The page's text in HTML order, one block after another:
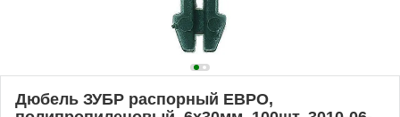
Дюбель ЗУБР распорный ЕВРО,